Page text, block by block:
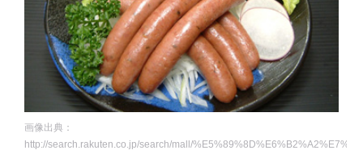
画像出典：
http://search.rakuten.co.jp/search/mall/